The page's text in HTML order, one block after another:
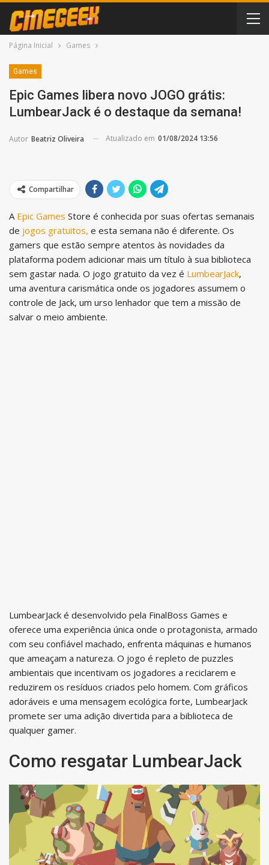
Página Inicial Games
Games
Epic Games libera novo JOGO grátis:
LumbearJack é o destaque da semana!
Autor Beatriz Oliveira Atualizado em 01/08/2024 13:56
Compartilhar
A Epic Games Store é conhecida por suas ofertas semanais
de jogos gratuitos, e esta semana não é diferente. Os
gamers que estão sempre atentos às novidades da
plataforma podem adicionar mais um título à sua biblioteca
sem gastar nada. O jogo gratuito da vez é LumbearJack,
uma aventura carismática onde os jogadores assumem o
controle de Jack, um urso lenhador que tem a missão de
salvar o meio ambiente.
LumbearJack é desenvolvido pela FinalBoss Games e
oferece uma experiência única onde o protagonista, armado
com seu confiável machado, enfrenta máquinas e humanos
que ameaçam a natureza. O jogo é repleto de puzzles
ambientais que incentivam os jogadores a reciclarem e
reduzirem os resíduos criados pelo homem. Com gráficos
adoráveis e uma mensagem ecológica forte, LumbearJack
promete ser uma adição divertida para a biblioteca de
qualquer gamer.
Como resgatar LumbearJack